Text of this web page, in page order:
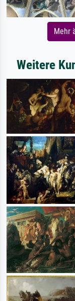
Mehr
Weitere